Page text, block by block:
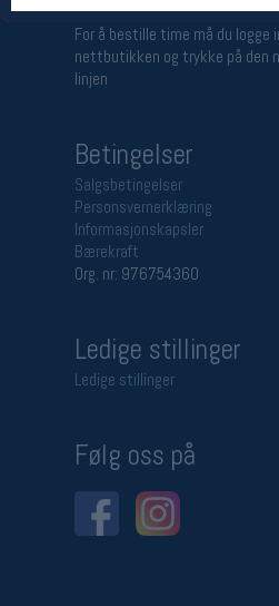
Om verkstedet
For å bestille time må du logge
nettbutikken og trykke på den
linjen
Betingelser
Salgsbetingelser
Personsvernerklæring
Informasjonskapsler
Bærekraft
Org. nr: 976754360
Ledige stillinger
Ledige stillinger
Følg oss på